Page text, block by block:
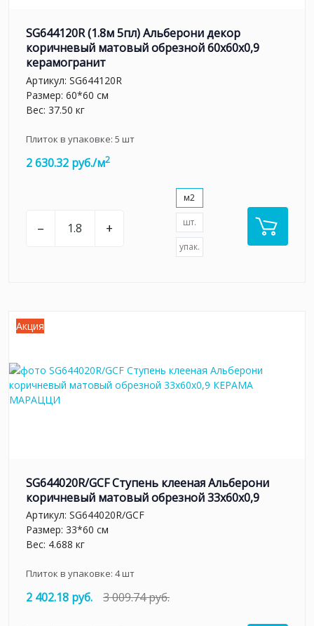
SG644120R (1.8м 5пл) Альберони декор
коричневый матовый обрезной 60x60x0,9
керамогранит
Артикул: SG644120R
Размер: 60*60 см
Вес: 37.50 кг
Плиток в упаковке: 5 шт
2 630.32 руб./м2
– +
м2
шт.
упак.
Акция
SG644020R/GCF Ступень клееная Альберони
коричневый матовый обрезной 33x60x0,9
Артикул: SG644020R/GCF
Размер: 33*60 см
Вес: 4.688 кг
Плиток в упаковке: 4шт
2 402.18 руб. 3 009.74 руб.